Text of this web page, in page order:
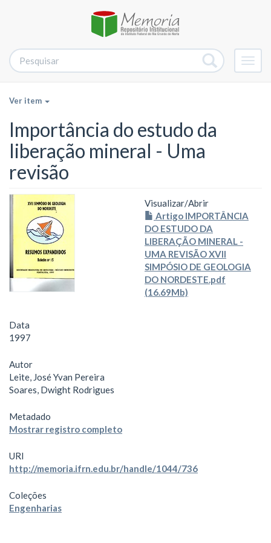
Ver item
Importância do estudo da
liberação mineral - Uma
revisão
Visualizar/Abrir
Artigo IMPORTÂNCIA
DO ESTUDO DA
LIBERAÇÃO MINERAL -
UMA REVISÃO XVII
SIMPÓSIO DE GEOLOGIA
DO NORDESTE.pdf
(16.69Mb)
Data
1997
Autor
Leite, José Yvan Pereira
Soares, Dwight Rodrigues
Metadado
Mostrar registro completo
URI
http://memoria.ifrn.edu.br/handle/1044/736
Coleções
Engenharias